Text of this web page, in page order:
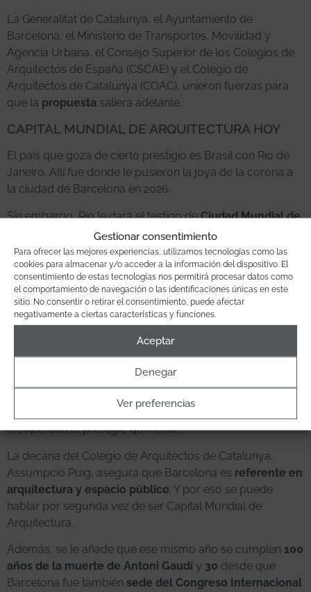
Gestionar consentimiento
Para ofrecer las mejores experiencias, utilizamos tecnologías como las
cookies para almacenar y/o acceder a la información del dispositivo. El
consentimiento de estas tecnologías nos permitirá procesar datos como
el comportamiento de navegación o las identificaciones únicas en este
sitio. No consentir o retirar el consentimiento, puede afectar
negativamente a ciertas características y funciones.
Aceptar
Denegar
Ver preferencias
La Generalitat de Catalunya, el Ayuntamiento de
Barcelona, el Ministerio de Transportes, Movilidad y
Agencia Urbana, el Consejo Superior de los Colegios de
Arquitectos de España (CSCAE) y el Colegio de
Arquitectos de Catalunya (COAC), unieron fuerzas para
que la propuesta saliera adelante.
CAPITAL MUNDIAL DE ARQUITECTURA HOY
El país que goza de cierto prestigio es Brasil con Río de
Janeiro. Allí fue donde le pusieron la joya de la corona a
la ciudad de Barcelona en 2026.
Sin embargo, Río le dará el testigo deCiudad Mundial de
Copenhague. Y la capital danesa, a su
vez, a Barcelona dentro de 5 años.
Pero, ¿cómo se elige a la ciudad? La ciudad se escoge
teniendo en cuenta el número deactividades culturales
multidisciplinares para realzar la importancia que tiene el
urbanismo y la arquitectura en nuestro día a día.
Barcelona siempre ha sido una ciudad de albergar
” ha ganado a la capital china y ha
recuperado el prestigio que tenía.
La decana del Colegio de Arquitectos de Catalunya,
Assumpció Puig, asegura que Barcelona es referente en
arquitectura y espacio público. Y por eso se puede
hablar por segunda vez de ser Capital Mundial de
Arquitectura.
Además, se le añade que ese mismo año se cumplen 100
años de la muerte de Antoni Gaudí y 30 desde que
Barcelona fue también sede del Congreso Internacional